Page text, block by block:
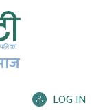
LOG IN